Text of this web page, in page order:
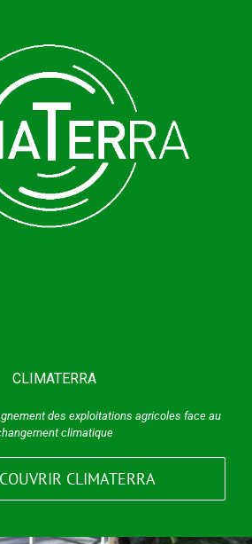
CLIMATERRA
des exploitations agricoles face au
climatique
CLIMATERRA